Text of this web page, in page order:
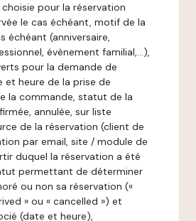
pour la réservation
le cas échéant, motif de la
échéant (anniversaire,
évènement familial,…),
pour la demande de
et heure de la prise de
la commande, statut de la
annulée, sur liste
de la réservation (client de
par email, site / module de
duquel la réservation a été
permettant de déterminer
ou non sa réservation («
» ou « cancelled ») et
(date et heure),